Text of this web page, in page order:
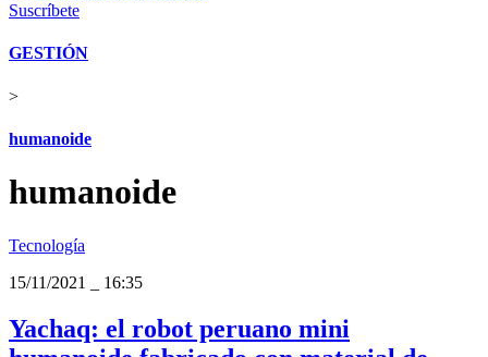
Suscríbete
GESTIÓN
>
humanoide
humanoide
Tecnología
15/11/2021
16:35
Yachaq: el robot peruano mini